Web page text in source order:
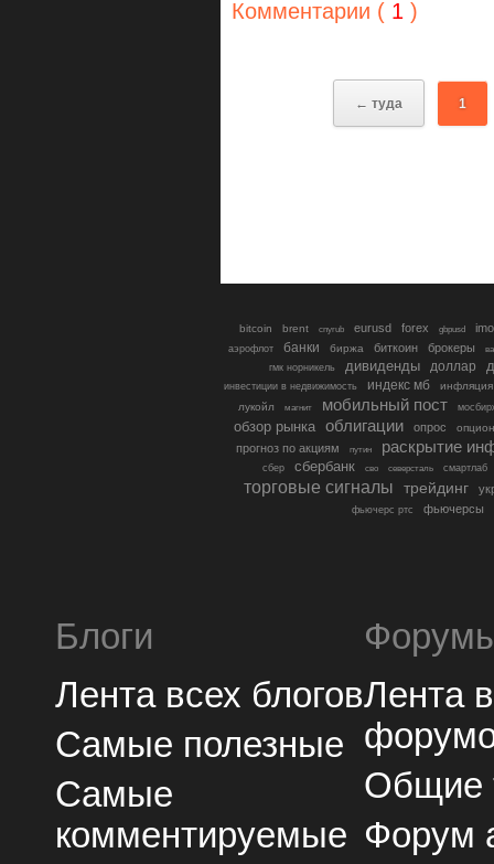
Комментарии ( 1 )
← туда 1
bitcoin brent cnyrub eurusd forex gbpusd
аэрофлот банки биржа биткоин брокеры
гмк норникель
дивиденды доллар
инвестиции в недвижимость индекс мб
инфляция
лукойл
магнит мобильный пост
обзор рынка облигации опрос
прогноз по акциям путин раскрытие
сбер сбербанк сво северсталь смартлаб
торговые сигналы трейдинг
фьючерс ртс фьючерсы
Блоги
Лента всех блогов
Самые полезные
Самые
комментируемые
Лента
Общие
Форум